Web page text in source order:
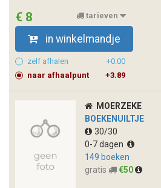
€ 8 tarieven
in winkelmandje
zelf afhalen
+0.00
naar afhaalpunt
+3.89
MOERZEKE
BOEKENUILTJE
30/30
0-7 dagen
149 boeken
gratis
€50